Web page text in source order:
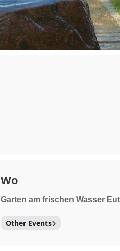
Wo
Garten am frischen Wasser
Other Events